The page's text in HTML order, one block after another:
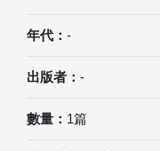
年代： -
出版者： -
數量： 1篇